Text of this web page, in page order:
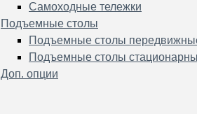
Самоходные тележки
Подъемные столы
Подъемные столы
Подъемные столы
Доп. опции